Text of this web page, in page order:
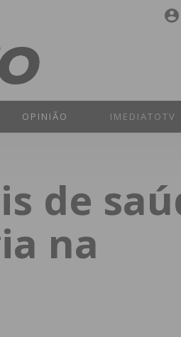
OPINIÃO IMEDIATOTV
de
na